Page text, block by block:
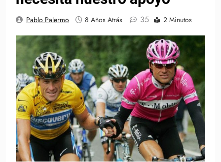
Pablo Palermo 8 Años Atrás 35 2 Minutos